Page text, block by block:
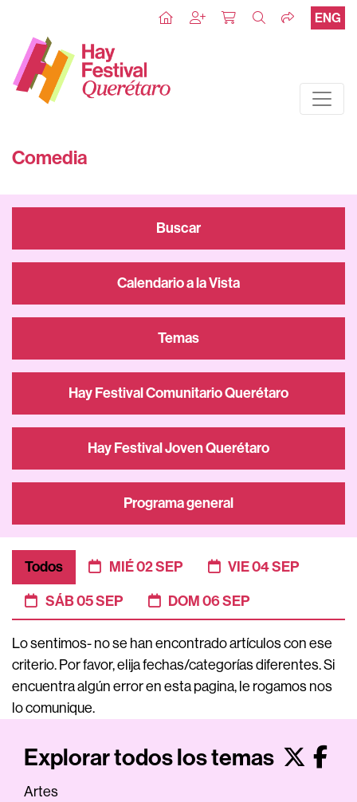
ENG
Comedia
Buscar
Calendario a la Vista
Temas
Hay Festival Comunitario Querétaro
Hay Festival Joven Querétaro
Programa general
Todos MIÉ 02 SEP
VIE 04 SEP
SÁB 05 SEP
DOM 06 SEP
Lo sentimos- no se han encontrado artículos con ese
criterio. Por favor, elija fechas/categorías diferentes. Si
encuentra algún error en esta pagina, le rogamos nos
lo comunique.
Explorar todos los temas
Artes